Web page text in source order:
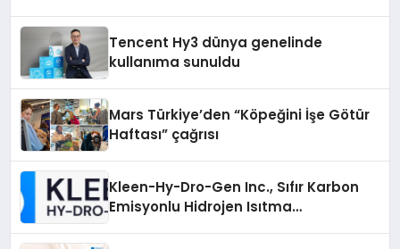
Tencent Hy3 dünya genelinde
kullanıma sunuldu
Mars Türkiye’den “Köpeğini İşe Götür
Haftası” çağrısı
Kleen-Hy-Dro-Gen Inc., Sıfır Karbon
Emisyonlu Hidrojen Isıtma